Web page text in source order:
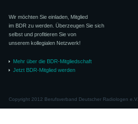
Wir möchten Sie einladen, Mitglied
im BDR zu werden. Überzeugen Sie sich
selbst und profitieren Sie von
unserem kollegialen Netzwerk!
Mehr über die BDR-Mitgliedschaft
Jetzt BDR-Mitglied werden
Copyright 2012 Berufsverband Deutscher Radiologen e.V.